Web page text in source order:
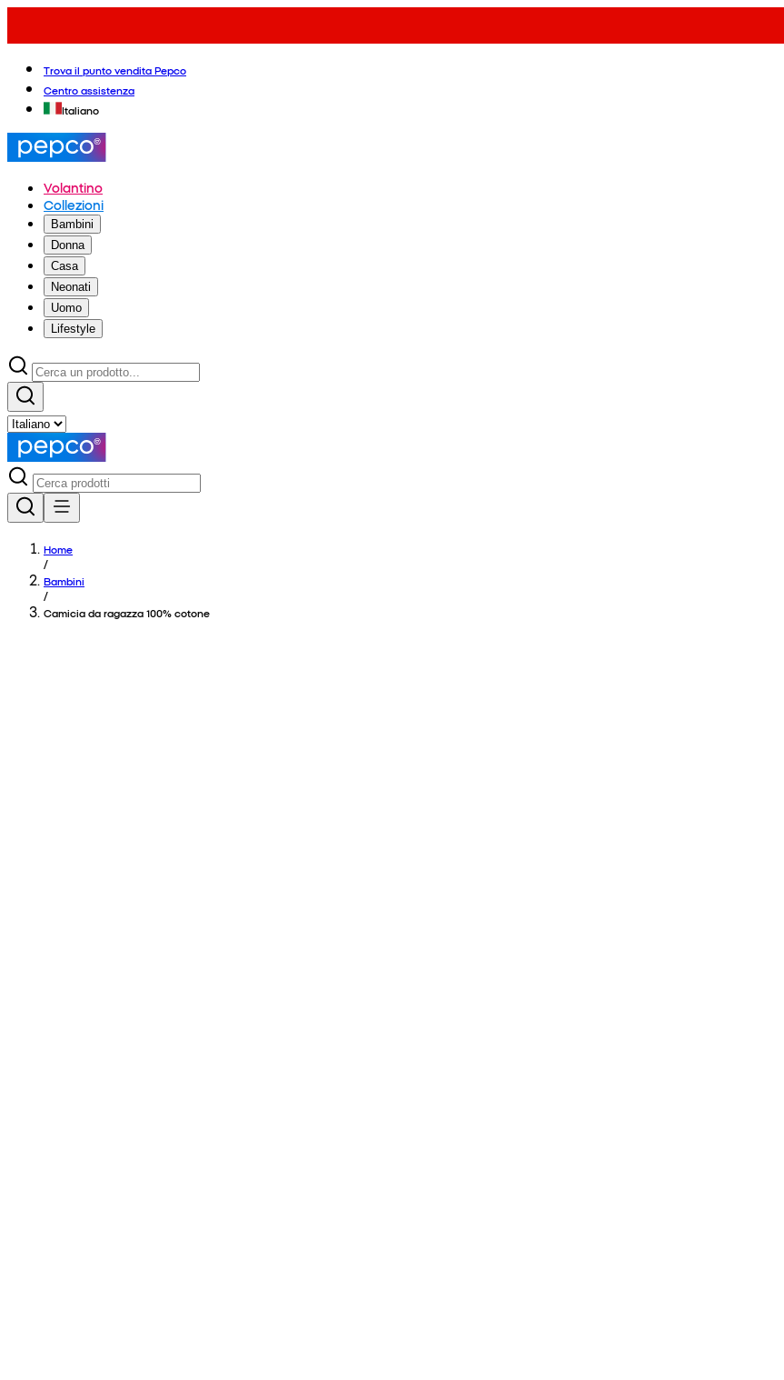
Trova il punto vendita Pepco
Centro assistenza
Italiano
Volantino
Collezioni
Bambini
Donna
Casa
Neonati
Uomo
Lifestyle
Home
/
Bambini
/
Camicia da ragazza 100% cotone